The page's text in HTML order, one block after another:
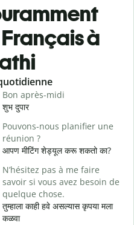
à
Bon après-midi
शुभ दुपार
Pouvons-nous planifier une
réunion ?
आपण मीटिंग शेड्यूल करू शकतो का?
N’hésitez pas à me faire
savoir si vous avez besoin de
quelque chose.
तुम्हाला काही हवे असल्यास कृपया मला
कळवा